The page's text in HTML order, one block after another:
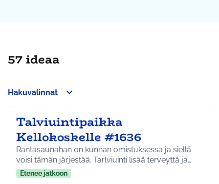
57 ideaa
Hakuvalinnat
Talviuintipaikka
Kellokoskelle #1636
Rantasaunahan on kunnan omistuksessa ja siellä
voisi tämän järjestää. Tarlviuinti lisää terveyttä ja…
Etenee jatkoon